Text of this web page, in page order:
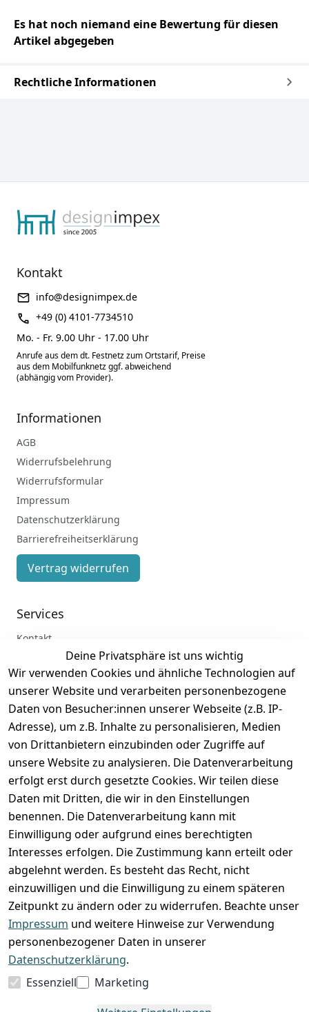
Es hat noch niemand eine Bewertung für diesen
Artikel abgegeben
Rechtliche Informationen
Deine Privatsphäre ist uns wichtig
Wir verwenden Cookies und ähnliche Technologien auf
unserer Website und verarbeiten personenbezogene
Daten von Besucher:innen unserer Webseite (z.B. IP-
Adresse), um z.B. Inhalte zu personalisieren, Medien
von Drittanbietern einzubinden oder Zugriffe auf
unsere Website zu analysieren. Die Datenverarbeitung
erfolgt erst durch gesetzte Cookies. Wir teilen diese
Daten mit Dritten, die wir in den Einstellungen
benennen. Die Datenverarbeitung kann mit
Einwilligung oder aufgrund eines berechtigten
Interesses erfolgen. Die Zustimmung kann erteilt oder
abgelehnt werden. Es besteht das Recht, nicht
einzuwilligen und die Einwilligung zu einem späteren
Zeitpunkt zu ändern oder zu widerrufen. Beachte unser
Impressum und weitere Hinweise zur Verwendung
personenbezogener Daten in unserer
Datenschutzerklärung.
Essenziell
Marketing
Kontakt
info@designimpex.de
+49 (0) 4101-7734510
Mo. - Fr. 9.00 Uhr - 17.00 Uhr
Anrufe aus dem dt. Festnetz zum Ortstarif, Preise
aus dem Mobilfunknetz ggf. abweichend
(abhängig vom Provider).
Informationen
AGB
Widerrufsbelehrung
Widerrufsformular
Impressum
Datenschutzerklärung
Barrierefreiheitserklärung
Vertrag widerrufen
Services
Kontakt
Registrieren
Zahlung und Versand
VORKASSE RECHNUNG